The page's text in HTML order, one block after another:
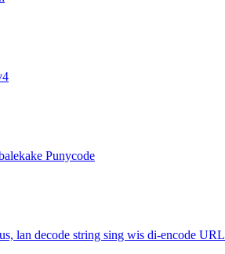
Punycode
lan decode string sing wis di-encode URL